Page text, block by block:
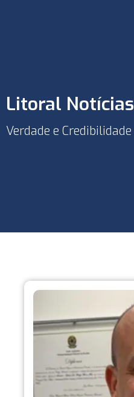
Litoral Notícias
Verdade e Credibilidade